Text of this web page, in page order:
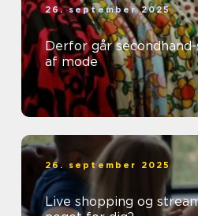
26. september 2025
Derfor går
af mode
26. september 2025
Live shopping og